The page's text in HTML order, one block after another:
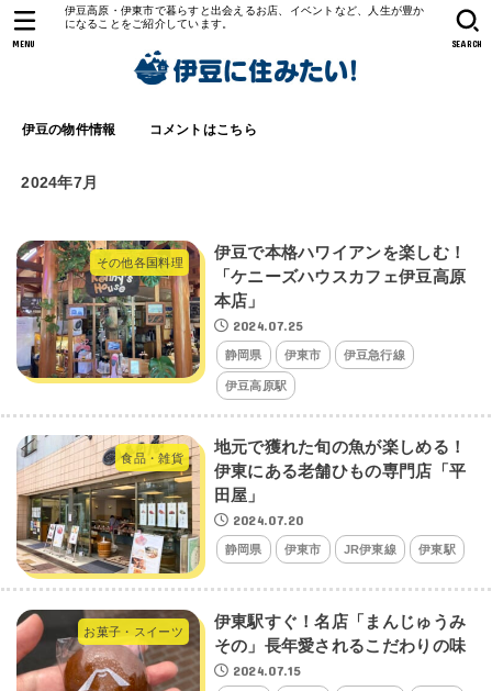
伊豆高原・伊東市で暮らすと出会えるお店、イベントなど、人生が豊か
になることをご紹介しています。
伊豆の物件情報 コメントはこちら
SEARCH
MENU
2024年7月
その他各国料理
伊豆で本格ハワイアンを楽しむ！
「ケニーズハウスカフェ伊豆高原
本店」
2024.07.25
静岡県 伊東市 伊豆急行線
伊豆高原駅
食品・雑貨
地元で獲れた旬の魚が楽しめる！
伊東にある老舗ひもの専門店「平
田屋」
2024.07.20
静岡県 伊東市 JR伊東線 伊東駅
お菓子・スイーツ
伊東駅すぐ！名店「まんじゅうみ
その」長年愛されるこだわりの味
2024.07.15